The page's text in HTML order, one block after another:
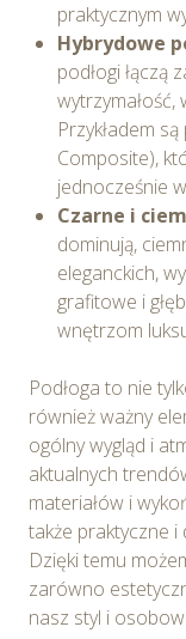
Wybierając
cookie przez
wskazanych
dobrowolne.
ustawień
pośrednictwem
dostępnego z
cookie.
Możesz również
plików cookie i
Ciebie celach
wybory”.
praktycznym
Hybrydowe
podłogi łączą
Przykładem
Composite),
jednocześnie
Czarne i
dominują,
eleganckich,
grafitowe i
wnętrzom
Podłoga to nie
również ważny
ogólny wygląd i
aktualnych
materiałów i
także praktyczne
Dzięki temu
zarówno
nasz styl i